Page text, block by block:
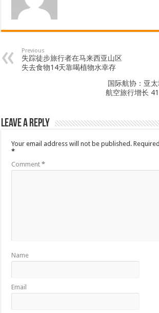
Previous
失踪徒步旅行者在马来西亚山区
失去食物14天靠喝植物水幸存
国际航协：亚
航空旅行增长
Leave a Reply
Your email address will not be published.
*
Comment*
Name
Email